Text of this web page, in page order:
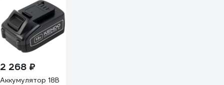
2 268 ₽
Аккумулятор 18В